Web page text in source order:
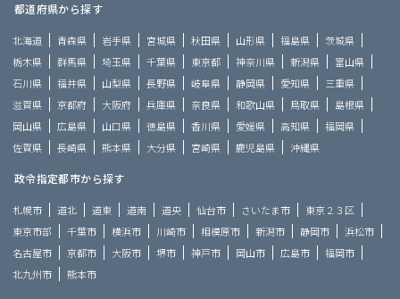
都道府県から探す
北海道 青森県 岩手県 宮城県 秋田県 山形県 福島県
茨城県
栃木県
群馬県 埼玉県 千葉県 東京都 神奈川県 新潟県
富山県
石川県
福井県 山梨県 長野県 岐阜県 静岡県 愛知県
三重県
滋賀県
京都府 大阪府 兵庫県 奈良県 和歌山県 鳥取県
島根県
岡山県
広島県 山口県 徳島県 香川県 愛媛県 高知県
福岡県
佐賀県
長崎県 熊本県 大分県 宮崎県 鹿児島県 沖縄県
政令指定都市から探す
札幌市 道北 道東 道南 道央 仙台市 さいたま市
東京２３区
東京市部
千葉市 横浜市 川崎市 相模原市 新潟市 静岡市
浜松市
名古屋市
京都市 大阪市 堺市 神戸市 岡山市 広島市
福岡市
北九州市
熊本市